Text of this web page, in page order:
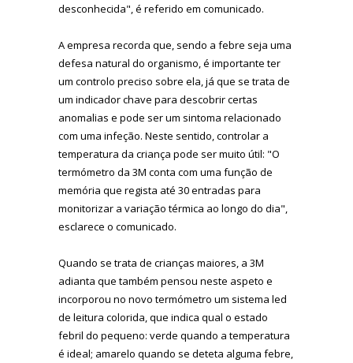
desconhecida", é referido em comunicado.
A empresa recorda que, sendo a febre seja uma
defesa natural do organismo, é importante ter
um controlo preciso sobre ela, já que se trata de
um indicador chave para descobrir certas
anomalias e pode ser um sintoma relacionado
com uma infeção. Neste sentido, controlar a
temperatura da criança pode ser muito útil: "O
termómetro da 3M conta com uma função de
memória que regista até 30 entradas para
monitorizar a variação térmica ao longo do dia",
esclarece o comunicado.
Quando se trata de crianças maiores, a 3M
adianta que também pensou neste aspeto e
incorporou no novo termómetro um sistema led
de leitura colorida, que indica qual o estado
febril do pequeno: verde quando a temperatura
é ideal; amarelo quando se deteta alguma febre,